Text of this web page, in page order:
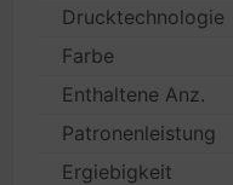
Drucktechnologie
Farbe
Enthaltene Anz.
Patronenleistung
Ergiebigkeit